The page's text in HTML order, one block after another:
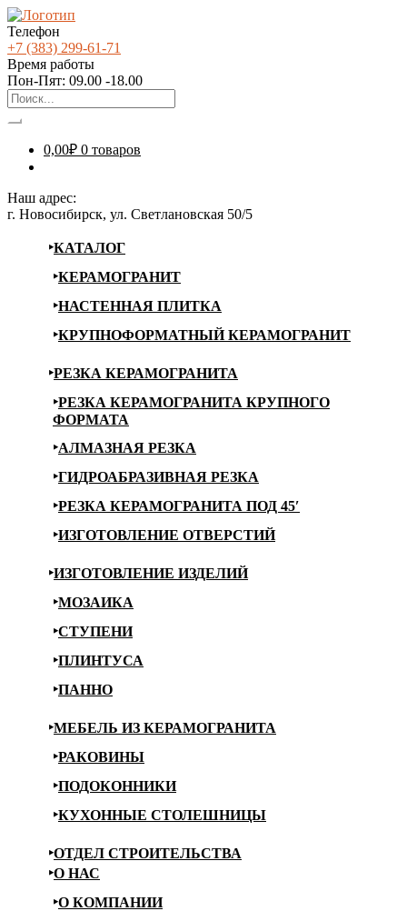
Телефон
+7 (383) 299-61-71
Время работы
Пон-Пят: 09.00 -18.00
0,00₽ 0 товаров
Наш адрес:
г. Новосибирск, ул. Светлановская 50/5
КАТАЛОГ
КЕРАМОГРАНИТ
НАСТЕННАЯ ПЛИТКА
КРУПНОФОРМАТНЫЙ КЕРАМОГРАНИТ
РЕЗКА КЕРАМОГРАНИТА
РЕЗКА КЕРАМОГРАНИТА КРУПНОГО
ФОРМАТА
АЛМАЗНАЯ РЕЗКА
ГИДРОАБРАЗИВНАЯ РЕЗКА
РЕЗКА КЕРАМОГРАНИТА ПОД 45′
ИЗГОТОВЛЕНИЕ ОТВЕРСТИЙ
ИЗГОТОВЛЕНИЕ ИЗДЕЛИЙ
МОЗАИКА
СТУПЕНИ
ПЛИНТУСА
ПАННО
МЕБЕЛЬ ИЗ КЕРАМОГРАНИТА
РАКОВИНЫ
ПОДОКОННИКИ
КУХОННЫЕ СТОЛЕШНИЦЫ
ОТДЕЛ СТРОИТЕЛЬСТВА
О НАС
О КОМПАНИИ